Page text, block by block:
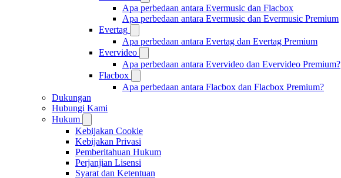
Apa perbedaan antara Evermusic dan Flacbox
Apa perbedaan antara Evermusic dan Evermusic Premium
Evertag
Apa perbedaan antara Evertag dan Evertag Premium
Evervideo
Apa perbedaan antara Evervideo dan Evervideo Premium?
Flacbox
Apa perbedaan antara Flacbox dan Flacbox Premium?
Dukungan
Hubungi Kami
Hukum
Kebijakan Cookie
Kebijakan Privasi
Pemberitahuan Hukum
Perjanjian Lisensi
Syarat dan Ketentuan